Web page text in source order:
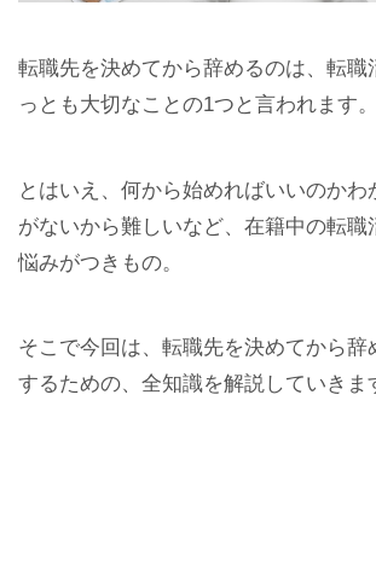
転職先を決めてから辞めるのは、転職
っとも大切なことの1つと言われます。
とはいえ、何から始めればいいのかわ
がないから難しいなど、在籍中の転職
悩みがつきもの。
そこで今回は、転職先を決めてから辞
するための、全知識を解説していきま